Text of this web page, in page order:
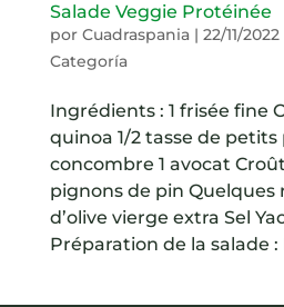
Salade Veggie Protéinée
por Cuadraspania| 22/11/2022
Categoría
Ingrédients : 1 frisée fine
quinoa 1/2 tasse de petits
concombre 1 avocat
pignons de pin Quelques
d’olive vierge extra Sel
Préparation de la salade :